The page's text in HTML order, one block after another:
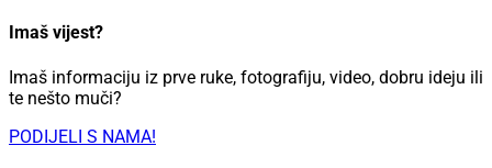
Imaš vijest?
Imaš informaciju iz prve ruke, fotografiju, video, dobru ideju ili
te nešto muči?
PODIJELI S NAMA!